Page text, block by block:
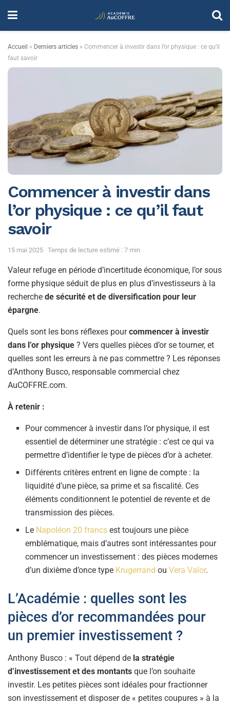
Accueil » Derniers articles » Commencer à investir dans l’or physique : ce qu’il
faut savoir
Commencer à investir dans
l’or physique : ce qu’il faut
savoir
15 mai 2025 Temps de lecture estimé : 7 min
Valeur refuge en période d’incertitude économique, l’or sous
forme physique séduit de plus en plus d’investisseurs à la
recherche de sécurité et de diversification pour leur
épargne.
Quels sont les bons réflexes pourcommencer à investir
dans l’or physique ? Vers quelles pièces d’or se tourner, et
quelles sont les erreurs à ne pas commettre ? Les réponses
d’Anthony Busco, responsable commercial chez
AuCOFFRE.com.
À retenir :
Pour commencer à investir dans l’or physique, il est
essentiel de déterminer une stratégie : c’est ce qui va
permettre d’identifier le type de pièces d’or à acheter.
Différents critères entrent en ligne de compte : la
liquidité d’une pièce, sa prime et sa fiscalité. Ces
éléments conditionnent le potentiel de revente et de
transmission des pièces.
Le Napoléon 20 francs est toujours une pièce
emblématique, mais d’autres sont intéressantes pour
commencer un investissement : des pièces modernes
d’un dixième d’once type Krugerrand ouVera Valor.
L’Académie : quelles sont les
pièces d’or recommandées pour
un premier investissement ?
Anthony Busco : « Tout dépend de la stratégie
d’investissement et des montants que l’on souhaite
investir. Les petites pièces sont idéales pour fractionner
son investissement et disposer de « petites coupures » à la